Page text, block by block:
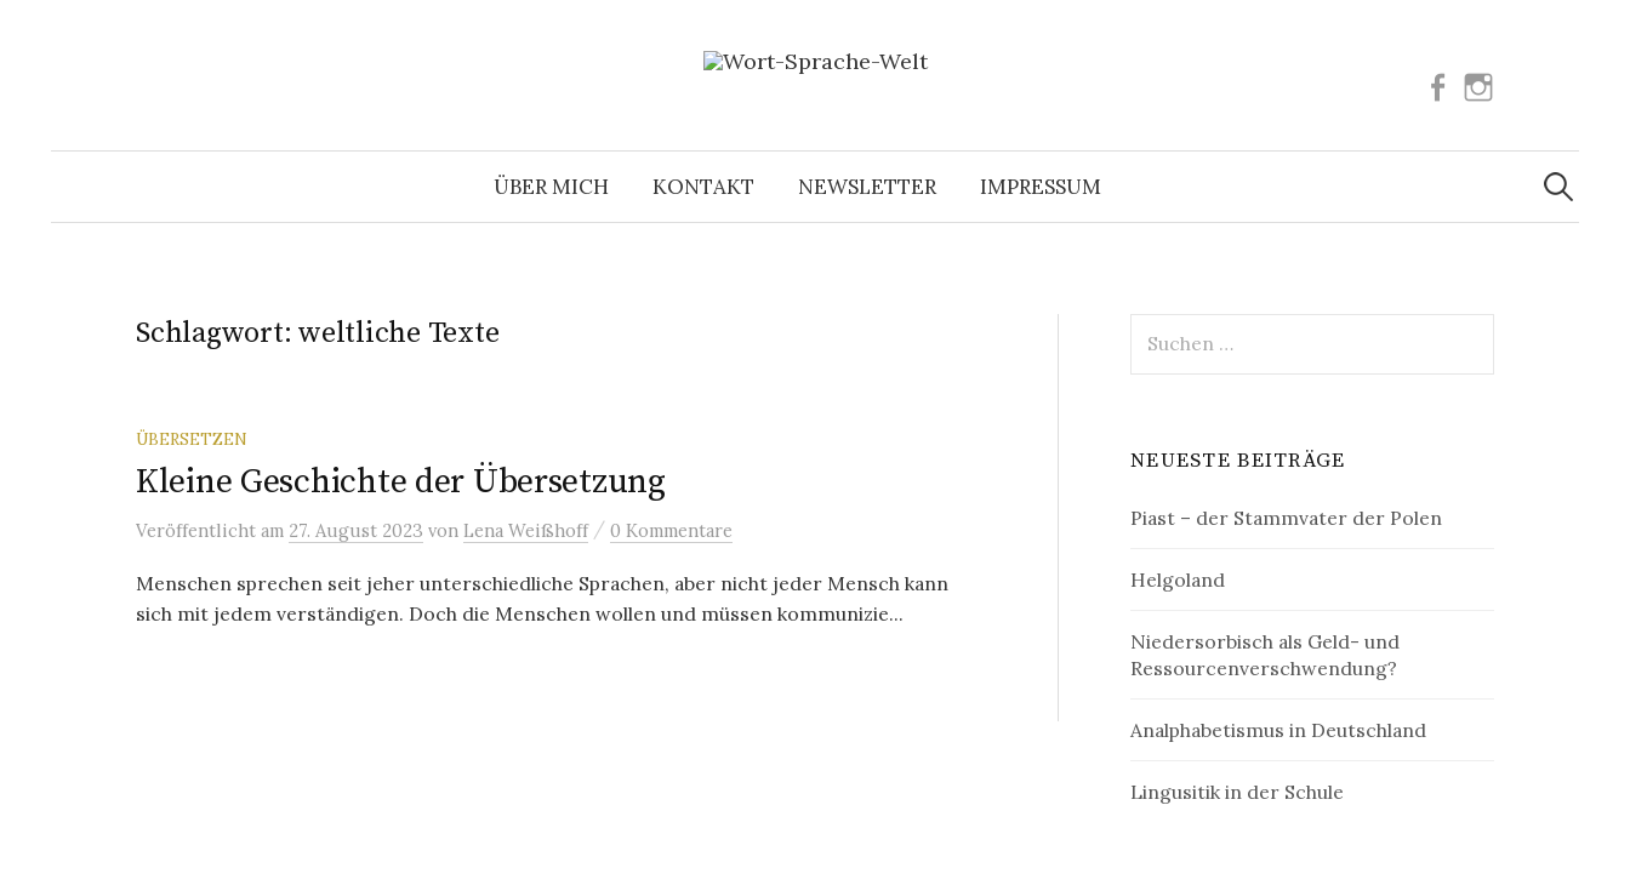
Facebook
ÜBER MICH KONTAKT NEWSLETTER IMPRESSUM
Suchen
nach:
Schlagwort:weltliche Texte
ÜBERSETZEN
Kleine Geschichte der Übersetzung
Veröffentlicht am 27. August 2023 von Lena Weißhoff / 0 Kommentare
Menschen sprechen seit jeher unterschiedliche Sprachen, aber nicht jeder Mensch kann
sich mit jedem verständigen. Doch die Menschen wollen und müssen kommunizie...
nach:
NEUESTE BEITRÄGE
Piast – der Stammvater der Polen
Helgoland
Niedersorbisch als Geld- und
Ressourcenverschwendung?
Analphabetismus in Deutschland
Lingusitik in der Schule